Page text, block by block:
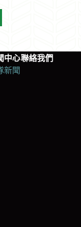
中心
新聞
聯絡我們